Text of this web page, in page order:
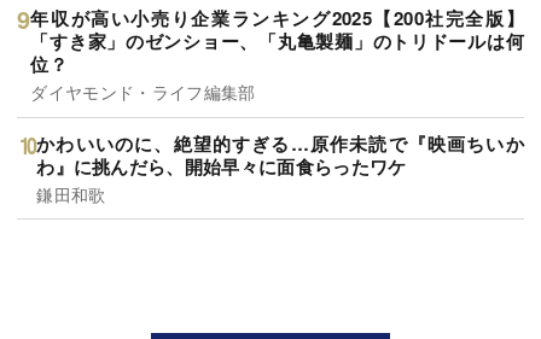
年収が高い小売り企業ランキング2025【200社完全版】
「すき家」のゼンショー、「丸亀製麺」のトリドールは何
位？
ダイヤモンド・ライフ編集部
かわいいのに、絶望的すぎる…原作未読で『映画ちいか
わ』に挑んだら、開始早々に面食らったワケ
鎌田和歌